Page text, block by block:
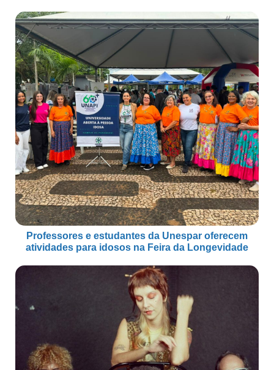
Professores e estudantes da Unespar oferecem
atividades para idosos na Feira da Longevidade